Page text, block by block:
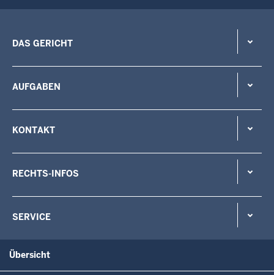
DAS GERICHT
AUFGABEN
KONTAKT
RECHTS-INFOS
SERVICE
Übersicht